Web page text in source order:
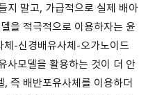
지 말고, 가급적으로 실제 배아
을 적극적으로 이용하자는 윤
체-신경배유사체-오가노이드
사모델을 활용하는 것이 더 안
즉 배반포유사체를 이용하더